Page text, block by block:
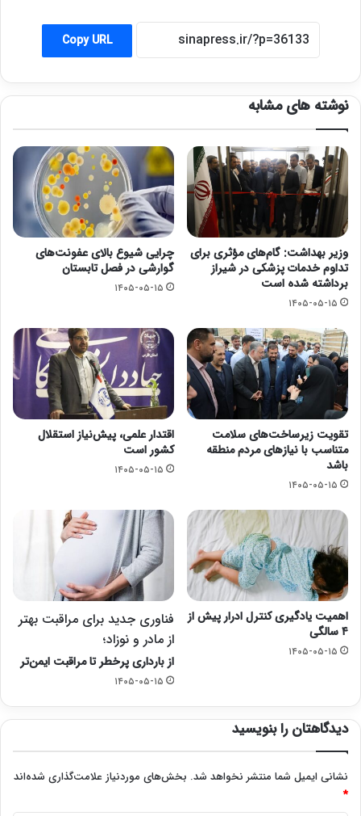
Copy URL
نوشته های مشابه
وزیر بهداشت: گام‌های مؤثری برای
تداوم خدمات پزشکی در شیراز
برداشته شده است
۱۴۰۵-۰۵-۱۵
چرایی شیوع بالای عفونت‌های
گوارشی در فصل تابستان
۱۴۰۵-۰۵-۱۵
تقویت زیرساخت‌های سلامت
متناسب با نیازهای مردم منطقه
باشد
۱۴۰۵-۰۵-۱۵
اقتدار علمی، پیش‌نیاز استقلال
کشور است
۱۴۰۵-۰۵-۱۵
اهمیت یادگیری کنترل ادرار پیش از
۴ سالگی
۱۴۰۵-۰۵-۱۵
فناوری جدید برای مراقبت بهتر
از مادر و نوزاد؛
از بارداری پرخطر تا مراقبت ایمن‌تر
۱۴۰۵-۰۵-۱۵
دیدگاهتان را بنویسید
نشانی ایمیل شما منتشر نخواهد شد. بخش‌های موردنیاز علامت‌گذاری شده‌اند
*